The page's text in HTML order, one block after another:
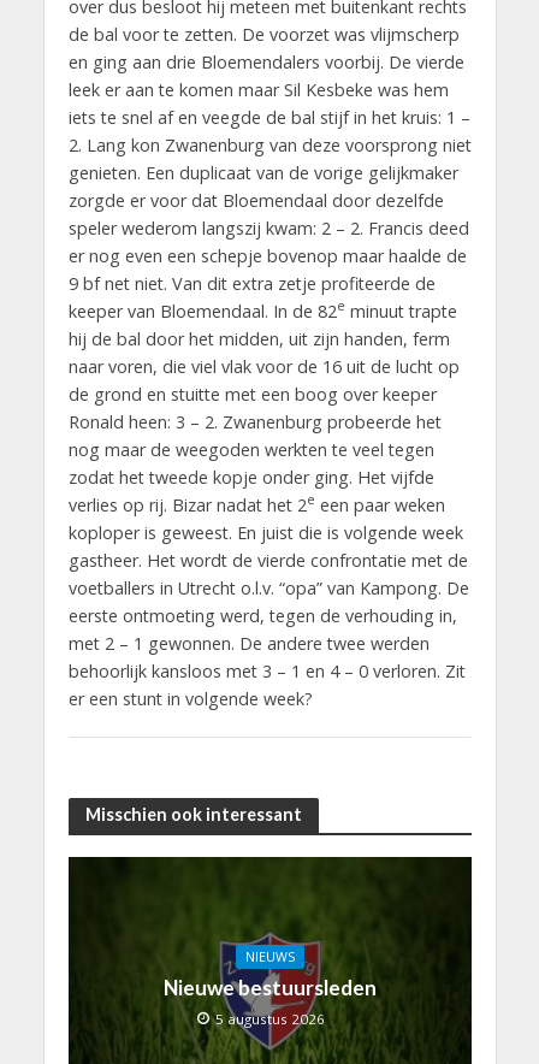
over dus besloot hij meteen met buitenkant rechts
de bal voor te zetten. De voorzet was vlijmscherp
en ging aan drie Bloemendalers voorbij. De vierde
leek er aan te komen maar Sil Kesbeke was hem
iets te snel af en veegde de bal stijf in het kruis: 1 –
2. Lang kon Zwanenburg van deze voorsprong niet
genieten. Een duplicaat van de vorige gelijkmaker
zorgde er voor dat Bloemendaal door dezelfde
speler wederom langszij kwam: 2 – 2. Francis deed
er nog even een schepje bovenop maar haalde de
9 bf net niet. Van dit extra zetje profiteerde de
keeper van Bloemendaal. In de 82e minuut trapte
hij de bal door het midden, uit zijn handen, ferm
naar voren, die viel vlak voor de 16 uit de lucht op
de grond en stuitte met een boog over keeper
Ronald heen: 3 – 2. Zwanenburg probeerde het
nog maar de weegoden werkten te veel tegen
zodat het tweede kopje onder ging. Het vijfde
verlies op rij. Bizar nadat het 2e een paar weken
koploper is geweest. En juist die is volgende week
gastheer. Het wordt de vierde confrontatie met de
voetballers in Utrecht o.l.v. “opa” van Kampong. De
eerste ontmoeting werd, tegen de verhouding in,
met 2 – 1 gewonnen. De andere twee werden
behoorlijk kansloos met 3 – 1 en 4 – 0 verloren. Zit
er een stunt in volgende week?
Misschien ook interessant
NIEUWS
Nieuwe bestuursleden
5 augustus 2026